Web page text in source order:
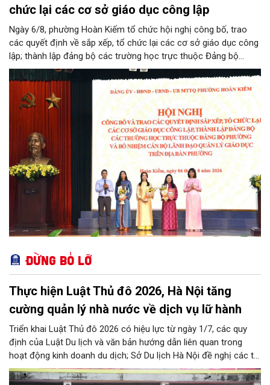
chức lại các cơ sở giáo dục công lập
Ngày 6/8, phường Hoàn Kiếm tổ chức hội nghị công bố, trao
các quyết định về sắp xếp, tổ chức lại các cơ sở giáo dục công
lập; thành lập đảng bộ các trường học trực thuộc Đảng bộ
phường, chỉ định các đồng chí tham gia cấp ủy, Bí thư, Phó Bí
thư Đảng ủy, bổ nhiệm cán bộ lãnh đạo, quản lý giáo dục.
Đừng bỏ lỡ
Thực hiện Luật Thủ đô 2026, Hà Nội tăng
cường quản lý nhà nước về dịch vụ lữ hành
Triển khai Luật Thủ đô 2026 có hiệu lực từ ngày 1/7, các quy
định của Luật Du lịch và văn bản hướng dẫn liên quan trong
hoạt động kinh doanh du dịch; Sở Du lịch Hà Nội đề nghị các tổ
chức, đơn vị, doanh nghiệp kinh doanh dịch vụ lữ hành trên địa
bàn thành phố thực hiện một số nội dung quan trọng. Qua đó